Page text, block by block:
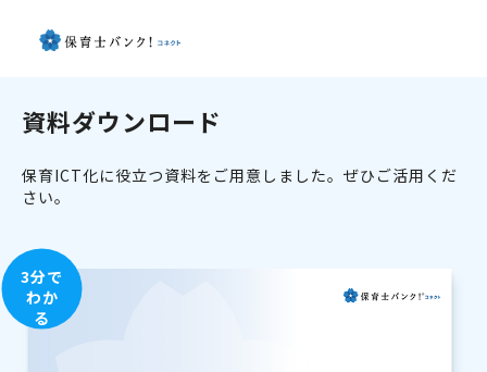
資料ダウンロード
保育ICT化に役立つ資料をご用意しました。ぜひご活用くだ
さい。
3分で
わか
る